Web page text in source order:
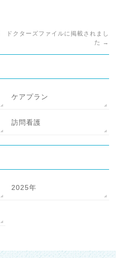
ドクターズファイルに掲載されまし
た →
ケアプラン
訪問看護
2025年